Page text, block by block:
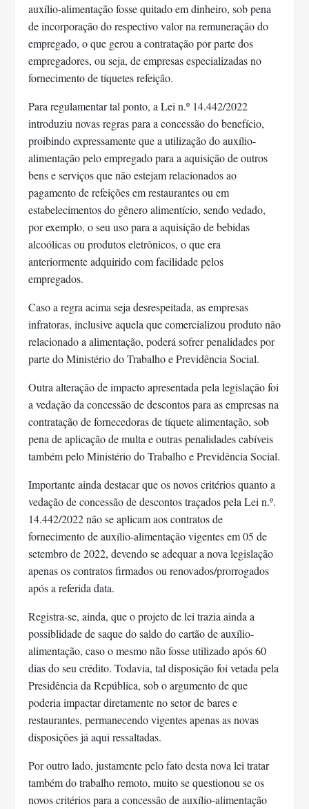
auxílio-alimentação fosse quitado em dinheiro, sob pena
de incorporação do respectivo valor na remuneração do
empregado, o que gerou a contratação por parte dos
empregadores, ou seja, de empresas especializadas no
fornecimento de tíquetes refeição.
Para regulamentar tal ponto, a Lei n.º 14.442/2022
introduziu novas regras para a concessão do benefício,
proibindo expressamente que a utilização do auxílio-
alimentação pelo empregado para a aquisição de outros
bens e serviços que não estejam relacionados ao
pagamento de refeições em restaurantes ou em
estabelecimentos do gênero alimentício, sendo vedado,
por exemplo, o seu uso para a aquisição de bebidas
alcoólicas ou produtos eletrônicos, o que era
anteriormente adquirido com facilidade pelos
empregados.
Caso a regra acima seja desrespeitada, as empresas
infratoras, inclusive aquela que comercializou produto não
relacionado a alimentação, poderá sofrer penalidades por
parte do Ministério do Trabalho e Previdência Social.
Outra alteração de impacto apresentada pela legislação foi
a vedação da concessão de descontos para as empresas na
contratação de fornecedoras de tíquete alimentação, sob
pena de aplicação de multa e outras penalidades cabíveis
também pelo Ministério do Trabalho e Previdência Social.
Importante ainda destacar que os novos critérios quanto a
vedação de concessão de descontos traçados pela Lei n.º.
14.442/2022 não se aplicam aos contratos de
fornecimento de auxílio-alimentação vigentes em 05 de
setembro de 2022, devendo se adequar a nova legislação
apenas os contratos firmados ou renovados/prorrogados
após a referida data.
Registra-se, ainda, que o projeto de lei trazia ainda a
possiblidade de saque do saldo do cartão de auxílio-
alimentação, caso o mesmo não fosse utilizado após 60
dias do seu crédito. Todavia, tal disposição foi vetada pela
Presidência da República, sob o argumento de que
poderia impactar diretamente no setor de bares e
restaurantes, permanecendo vigentes apenas as novas
disposições já aqui ressaltadas.
Por outro lado, justamente pelo fato desta nova lei tratar
também do trabalho remoto, muito se questionou se os
novos critérios para a concessão de auxílio-alimentação